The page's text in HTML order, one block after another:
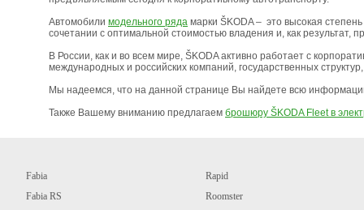
Автомобили модельного ряда марки ŠKODA – это высокая
сочетании с оптимальной стоимостью владения и, как результат,
В России, как и во всем мире, ŠKODA активно работает с
международных и российских компаний, государственных
Мы надеемся, что на данной странице Вы найдете всю
Также Вашему вниманию предлагаем брошюру ŠKODA Fleet в
Fabia
Fabia RS
Rapid
Roomster